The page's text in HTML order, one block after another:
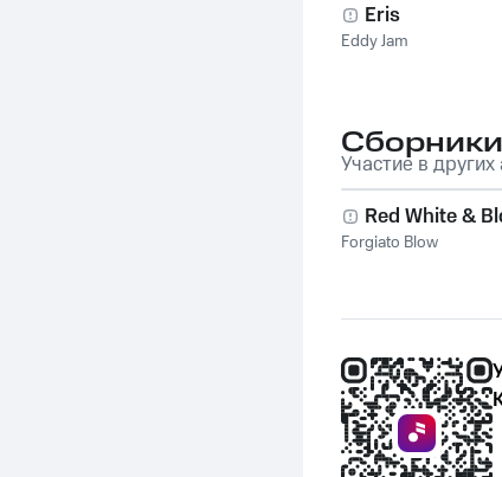
Eris
Eddy Jam
Сборники
Участие в
Red White &
Forgiato Blow